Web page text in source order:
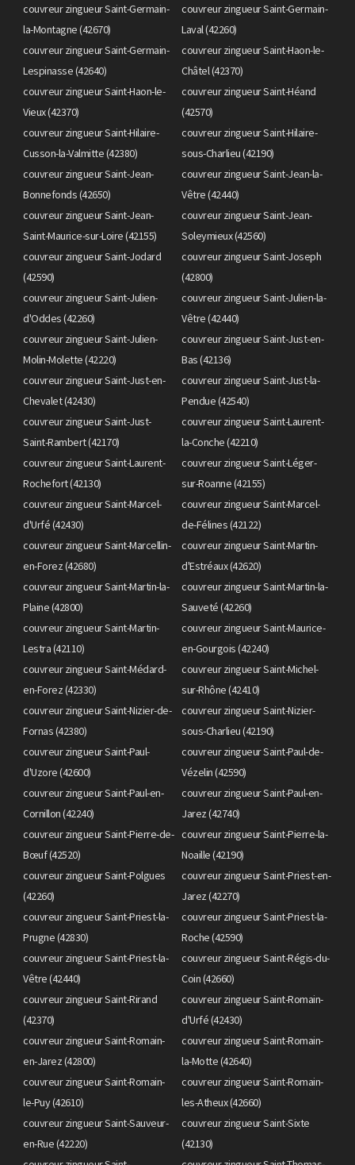
couvreur zingueur Saint-Germain-
la-Montagne (42670)
couvreur zingueur Saint-Germain-
Laval (42260)
couvreur zingueur Saint-Germain-
Lespinasse (42640)
couvreur zingueur Saint-Haon-le-
Châtel (42370)
couvreur zingueur Saint-Haon-le-
Vieux (42370)
couvreur zingueur Saint-Héand
(42570)
couvreur zingueur Saint-Hilaire-
Cusson-la-Valmitte (42380)
couvreur zingueur Saint-Hilaire-
sous-Charlieu (42190)
couvreur zingueur Saint-Jean-
Bonnefonds (42650)
couvreur zingueur Saint-Jean-la-
Vêtre (42440)
couvreur zingueur Saint-Jean-
Saint-Maurice-sur-Loire (42155)
couvreur zingueur Saint-Jean-
Soleymieux (42560)
couvreur zingueur Saint-Jodard
(42590)
couvreur zingueur Saint-Joseph
(42800)
couvreur zingueur Saint-Julien-
d'Oddes (42260)
couvreur zingueur Saint-Julien-la-
Vêtre (42440)
couvreur zingueur Saint-Julien-
Molin-Molette (42220)
couvreur zingueur Saint-Just-en-
Bas (42136)
couvreur zingueur Saint-Just-en-
Chevalet (42430)
couvreur zingueur Saint-Just-la-
Pendue (42540)
couvreur zingueur Saint-Just-
Saint-Rambert (42170)
couvreur zingueur Saint-Laurent-
la-Conche (42210)
couvreur zingueur Saint-Laurent-
Rochefort (42130)
couvreur zingueur Saint-Léger-
sur-Roanne (42155)
couvreur zingueur Saint-Marcel-
d'Urfé (42430)
couvreur zingueur Saint-Marcel-
de-Félines (42122)
couvreur zingueur Saint-Marcellin-
en-Forez (42680)
couvreur zingueur Saint-Martin-
d'Estréaux (42620)
couvreur zingueur Saint-Martin-la-
Plaine (42800)
couvreur zingueur Saint-Martin-la-
Sauveté (42260)
couvreur zingueur Saint-Martin-
Lestra (42110)
couvreur zingueur Saint-Maurice-
en-Gourgois (42240)
couvreur zingueur Saint-Médard-
en-Forez (42330)
couvreur zingueur Saint-Michel-
sur-Rhône (42410)
couvreur zingueur Saint-Nizier-de-
Fornas (42380)
couvreur zingueur Saint-Nizier-
sous-Charlieu (42190)
couvreur zingueur Saint-Paul-
d'Uzore (42600)
couvreur zingueur Saint-Paul-de-
Vézelin (42590)
couvreur zingueur Saint-Paul-en-
Cornillon (42240)
couvreur zingueur Saint-Paul-en-
Jarez (42740)
couvreur zingueur Saint-Pierre-de-
Bœuf (42520)
couvreur zingueur Saint-Pierre-la-
Noaille (42190)
couvreur zingueur Saint-Polgues
(42260)
couvreur zingueur Saint-Priest-en-
Jarez (42270)
couvreur zingueur Saint-Priest-la-
Prugne (42830)
couvreur zingueur Saint-Priest-la-
Roche (42590)
couvreur zingueur Saint-Priest-la-
Vêtre (42440)
couvreur zingueur Saint-Régis-du-
Coin (42660)
couvreur zingueur Saint-Rirand
(42370)
couvreur zingueur Saint-Romain-
d'Urfé (42430)
couvreur zingueur Saint-Romain-
en-Jarez (42800)
couvreur zingueur Saint-Romain-
la-Motte (42640)
couvreur zingueur Saint-Romain-
le-Puy (42610)
couvreur zingueur Saint-Romain-
les-Atheux (42660)
couvreur zingueur Saint-Sauveur-
en-Rue (42220)
couvreur zingueur Saint-Sixte
(42130)